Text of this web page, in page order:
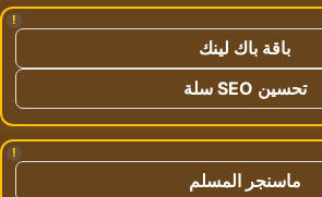
!
باقة باك لينك
تحسين SEO سلة
!
ماسنجر المسلم